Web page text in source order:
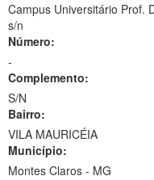
Campus Universitário Prof.
s/n
Número:
-
Complemento:
S/N
Bairro:
VILA MAURICÉIA
Município:
Montes Claros - MG